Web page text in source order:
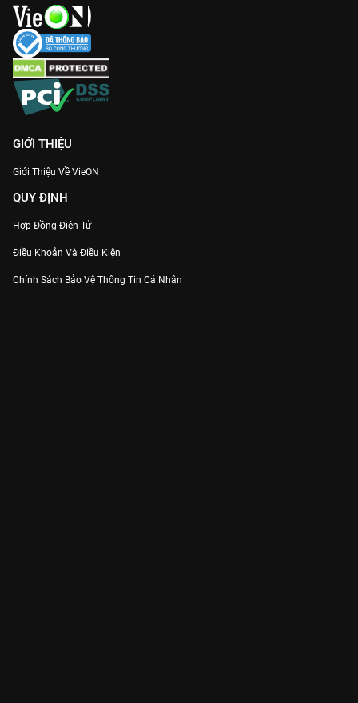
GIỚI THIỆU
Giới Thiệu Về VieON
QUY ĐỊNH
Hợp Đồng Điện Tử
Điều Khoản Và Điều Kiện
Chính Sách Bảo Vệ Thông Tin Cá Nhân